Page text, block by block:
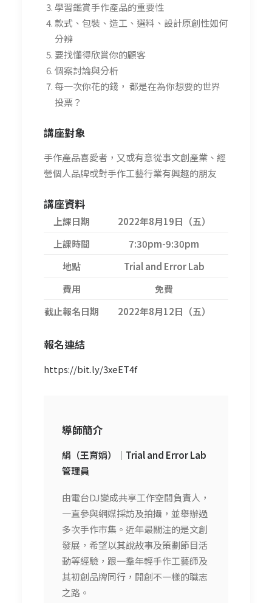
學習鑑賞手作產品的重要性
款式、包裝、造工、選料、設計原創性如何
分辨
要找懂得欣賞你的顧客
個案討論與分析
每一次你花的錢， 都是在為你想要的世界
投票？
講座對象
手作產品喜愛者，又或有意從事文創產業、經
營個人品牌或對手作工藝行業有興趣的朋友
講座資料
上課日期
2022年8月19日（五）
上課時間
7:30pm-9:30pm
地點
Trial and Error Lab
費用
免費
截止報名日期
2022年8月12日（五）
報名連結
https://bit.ly/3xeET4f
導師簡介
絹（王育娟）｜Trial and Error Lab
管理員
由電台DJ變成共享工作空間負責人，
一直參與網媒採訪及拍攝，並舉辦過
多次手作市集。近年最關注的是文創
發展，希望以其說故事及策劃節目活
動等經驗，跟一羣年輕手作工藝師及
其初創品牌同行，開創不一樣的職志
之路。